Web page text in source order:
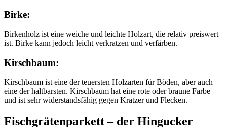
Birke:
Birkenholz ist eine weiche und leichte Holzart, die relativ preiswert
ist. Birke kann jedoch leicht verkratzen und verfärben.
Kirschbaum:
Kirschbaum ist eine der teuersten Holzarten für Böden, aber auch
eine der haltbarsten. Kirschbaum hat eine rote oder braune Farbe
und ist sehr widerstandsfähig gegen Kratzer und Flecken.
Fischgrätenparkett – der Hingucker